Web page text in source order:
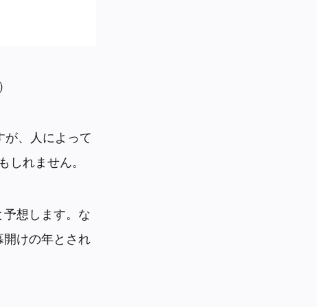
、人によって
しれません。
想します。な
けの年とされ